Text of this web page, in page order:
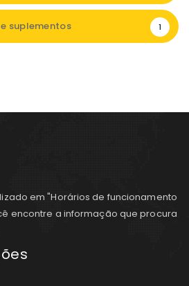
suplementos 1
em "Horários de funcionamento
encontre a informação que procura